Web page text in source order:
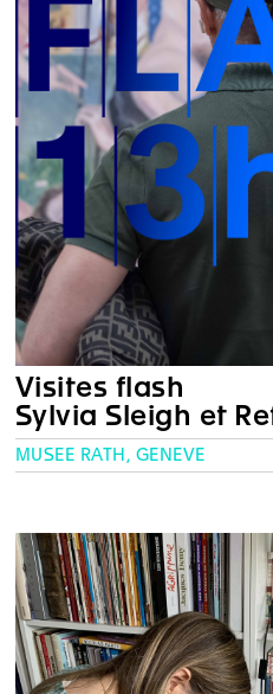
Visites flash
Sylvia Sleigh et
MUSÉE RATH, GENÈVE